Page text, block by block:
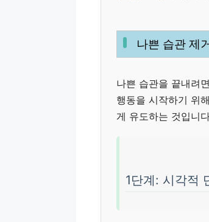
나쁜 습관 제
나쁜 습관을 끝내려
행동을 시작하기 위
게 유도하는 것입니
1단계: 시각적